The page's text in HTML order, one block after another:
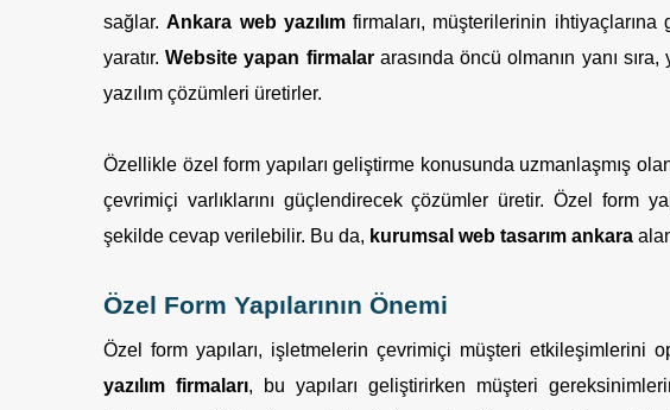
sağlar.Ankara web yazılımfirmaları, müşterilerinin
yaratır.Website yapan firmalararasında öncü olmanın yanı
yazılım çözümleri üretirler.
Özellikle özel form yapıları geliştirme konusunda uzmanlaşmış
çevrimiçi varlıklarını güçlendirecek çözümler üretir. Özel form
şekilde cevap verilebilir. Bu da, kurumsal web tasarım ankara
Özel Form Yapılarının Önemi
Özel form yapıları, işletmelerin çevrimiçi müşteri etkileşimlerini
yazılım firmaları, bu yapıları geliştirirken müşteri